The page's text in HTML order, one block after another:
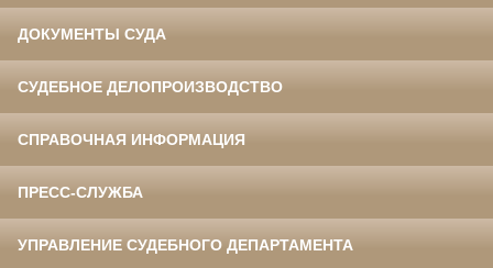
ДОКУМЕНТЫ СУДА
СУДЕБНОЕ ДЕЛОПРОИЗВОДСТВО
СПРАВОЧНАЯ ИНФОРМАЦИЯ
ПРЕСС-СЛУЖБА
УПРАВЛЕНИЕ СУДЕБНОГО ДЕПАРТАМЕНТА